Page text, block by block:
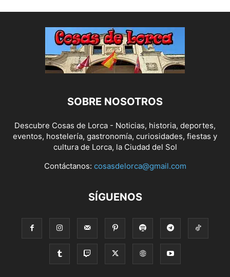
SOBRE NOSOTROS
Descubre Cosas de Lorca - Noticias, historia, deportes,
eventos, hostelería, gastronomía, curiosidades, fiestas y
cultura de Lorca, la Ciudad del Sol
Contáctanos: cosasdelorca@gmail.com
SÍGUENOS